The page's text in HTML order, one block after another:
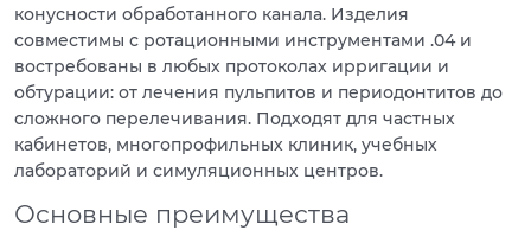
конусности обработанного канала. Изделия
совместимы с ротационными инструментами .04 и
востребованы в любых протоколах ирригации и
обтурации: от лечения пульпитов и периодонтитов до
сложного перелечивания. Подходят для частных
кабинетов, многопрофильных клиник, учебных
лабораторий и симуляционных центров.
Основные преимущества